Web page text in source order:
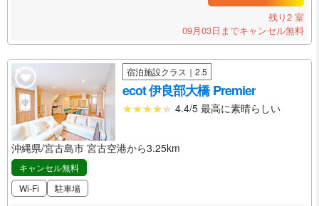
残り2 室
09月03日までキャンセル無料
宿泊施設クラス｜2.5
ecot 伊良部大橋 Premier
4.4/5 最高に素晴らしい
沖縄県/宮古島市 宮古空港から3.25km
キャンセル無料
Wi-Fi
駐車場